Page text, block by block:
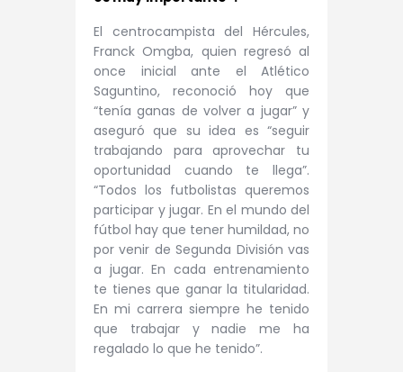
El centrocampista del Hércules,
Franck Omgba, quien regresó al
once inicial ante el Atlético
Saguntino, reconoció hoy que
“tenía ganas de volver a jugar” y
aseguró que su idea es “seguir
trabajando para aprovechar tu
oportunidad cuando te llega”.
“Todos los futbolistas queremos
participar y jugar. En el mundo del
fútbol hay que tener humildad, no
por venir de Segunda División vas
a jugar. En cada entrenamiento
te tienes que ganar la titularidad.
En mi carrera siempre he tenido
que trabajar y nadie me ha
regalado lo que he tenido”.